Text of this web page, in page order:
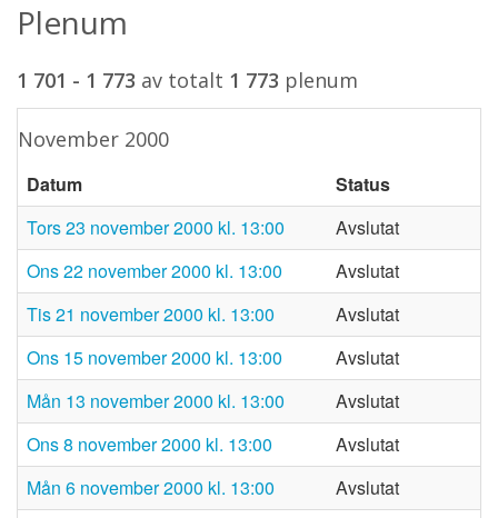
Plenum
1 701 - 1 773 av totalt 1 773 plenum
november 2000
Datum
Status
tors 23 november 2000 kl. 13:00
Avslutat
ons 22 november 2000 kl. 13:00
Avslutat
tis 21 november 2000 kl. 13:00
Avslutat
ons 15 november 2000 kl. 13:00
Avslutat
mån 13 november 2000 kl. 13:00
Avslutat
ons 8 november 2000 kl. 13:00
Avslutat
mån 6 november 2000 kl. 13:00
Avslutat